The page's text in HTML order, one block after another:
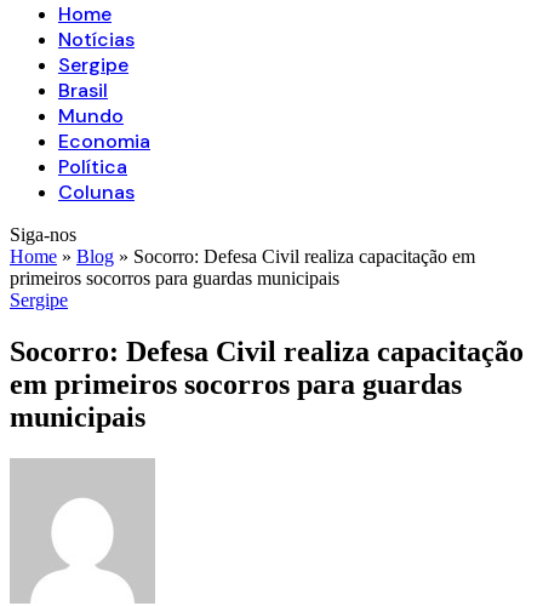
Home
Notícias
Sergipe
Brasil
Mundo
Economia
Política
Colunas
Siga-nos
Home » Blog » Socorro: Defesa Civil realiza capacitação em
primeiros socorros para guardas municipais
Sergipe
Socorro: Defesa Civil realiza capacitação
em primeiros socorros para guardas
municipais